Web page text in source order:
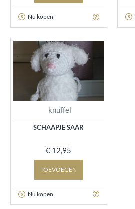
Nu kopen
knuffel
SCHAAPJE SAAR
€ 12,95
TOEVOEGEN
Nu kopen